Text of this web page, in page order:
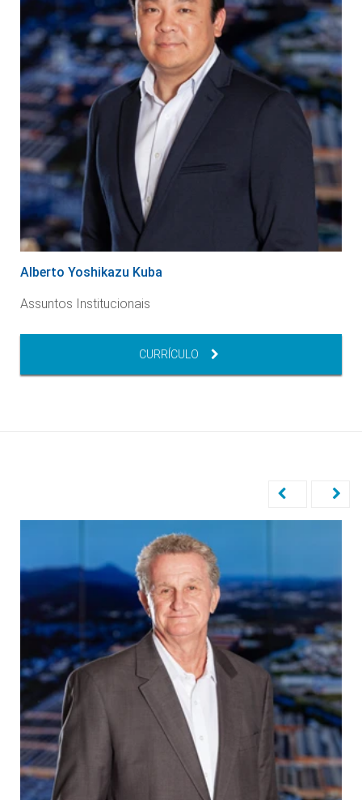
Alberto Yoshikazu Kuba
Assuntos Institucionais
CURRÍCULO